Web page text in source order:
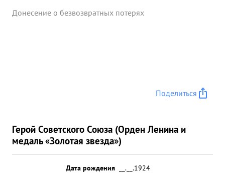
Донесение о безвозвратных потерях
Поделиться
Герой Советского Союза (Орден Ленина и
медаль «Золотая звезда»)
Дата рождения
__.__.1924